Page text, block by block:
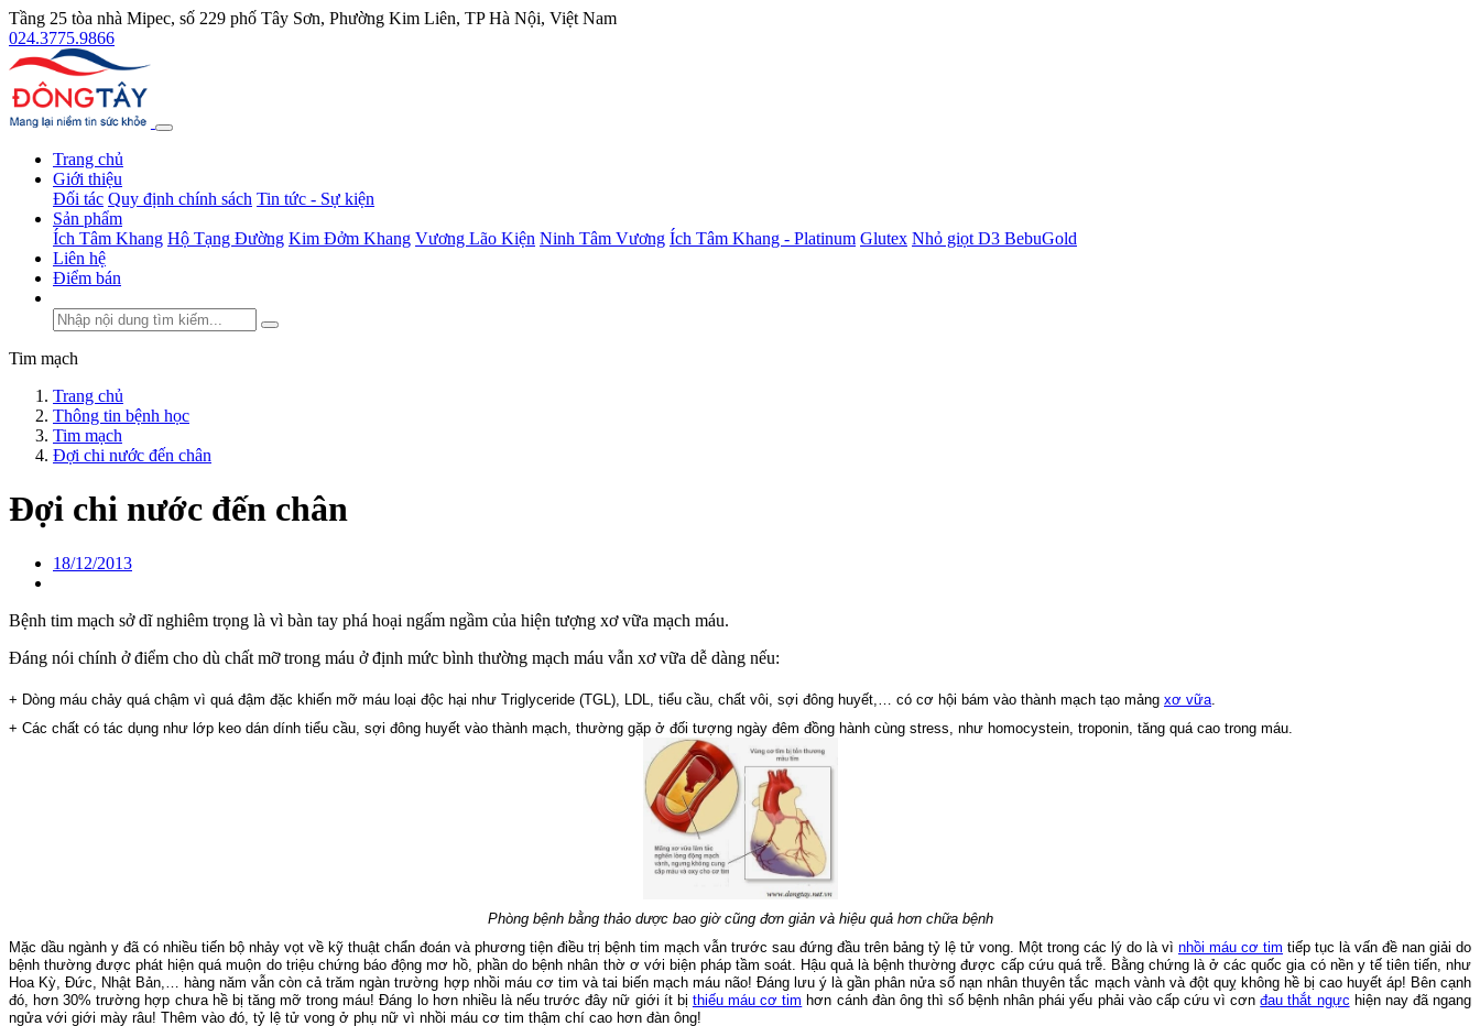
Tầng 25 tòa nhà Mipec, số 229 phố Tây Sơn, Phường Kim Liên, TP Hà Nội, Việt Nam
024.3775.9866
Trang chủ
Giới thiệu
Đối tác Quy định chính sách Tin tức - Sự kiện
Sản phẩm
Ích Tâm Khang Hộ Tạng Đường Kim Đởm Khang Vương Lão Kiện Ninh Tâm Vương Ích Tâm Khang - Platinum Glutex Nhỏ giọt D3 BebuGold
Liên hệ
Điểm bán
Tim mạch
Trang chủ
Thông tin bệnh học
Tim mạch
Đợi chi nước đến chân
Đợi chi nước đến chân
18/12/2013
Bệnh tim mạch sở dĩ nghiêm trọng là vì bàn tay phá hoại ngấm ngầm của hiện tượng xơ vữa mạch máu.
Đáng nói chính ở điểm cho dù chất mỡ trong máu ở định mức bình thường mạch máu vẫn xơ vữa dễ dàng nếu:
+ Dòng máu chảy quá chậm vì quá đậm đặc khiến mỡ máu loại độc hại như Triglyceride (TGL), LDL, tiểu cầu, chất vôi, sợi đông huyết,… có cơ hội bám vào thành mạch tạo mảng xơ vữa
+ Các chất có tác dụng như lớp keo dán dính tiểu cầu, sợi đông huyết vào thành mạch, thường gặp ở đối tượng ngày đêm đồng hành cùng stress, như homocystein, troponin, tăng quá cao trong máu.
Phòng bệnh bằng thảo dược bao giờ cũng đơn giản và hiệu quả hơn chữa bệnh
Mặc dầu ngành y đã có nhiều tiến bộ nhảy vọt về kỹ thuật chẩn đoán và phương tiện điều trị bệnh tim mạch vẫn trước sau đứng đầu trên bảng tỷ lệ tử vong. Một trong các lý do là vì nhồi máu cơ tim tiếp tục là vấn đề nan giải do
bệnh thường được phát hiện quá muộn do triệu chứng báo động mơ hồ, phần do bệnh nhân thờ ơ với biện pháp tầm soát. Hậu quả là bệnh thường được cấp cứu quá trễ. Bằng chứng là ở các quốc gia có nền y tế tiên tiến, như
Hoa Kỳ, Đức, Nhật Bản,… hàng năm vẫn còn cả trăm ngàn trường hợp nhồi máu cơ tim và tai biến mạch máu não! Đáng lưu ý là gần phân nửa số nạn nhân thuyên tắc mạch vành và đột quỵ không hề bị cao huyết áp! Bên cạnh
đó, hơn 30% trường hợp chưa hề bị tăng mỡ trong máu! Đáng lo hơn nhiều là nếu trước đây nữ giới ít bị thiếu máu cơ tim hơn cánh đàn ông thì số bệnh nhân phái yếu phải vào cấp cứu vì cơnđau thắt ngực hiện nay đã ngang
ngửa với giới mày râu! Thêm vào đó, tỷ lệ tử vong ở phụ nữ vì nhồi máu cơ tim thậm chí cao hơn đàn ông!